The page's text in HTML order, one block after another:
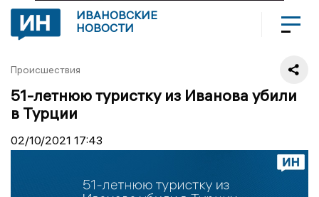
ИВАНОВСКИЕ
НОВОСТИ
Происшествия
51-летнюю туристку из Иванова убили
в Турции
02/10/2021 17:43